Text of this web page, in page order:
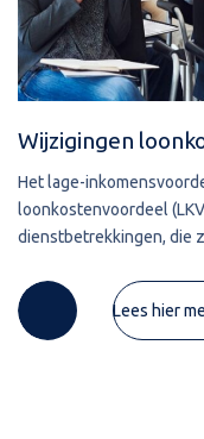
Wijzigingen
Het lage-
loonkostenvoordeel
dienstbetrekkingen, die
Lees hier